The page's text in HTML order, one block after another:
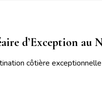
d’Exception au
côtière